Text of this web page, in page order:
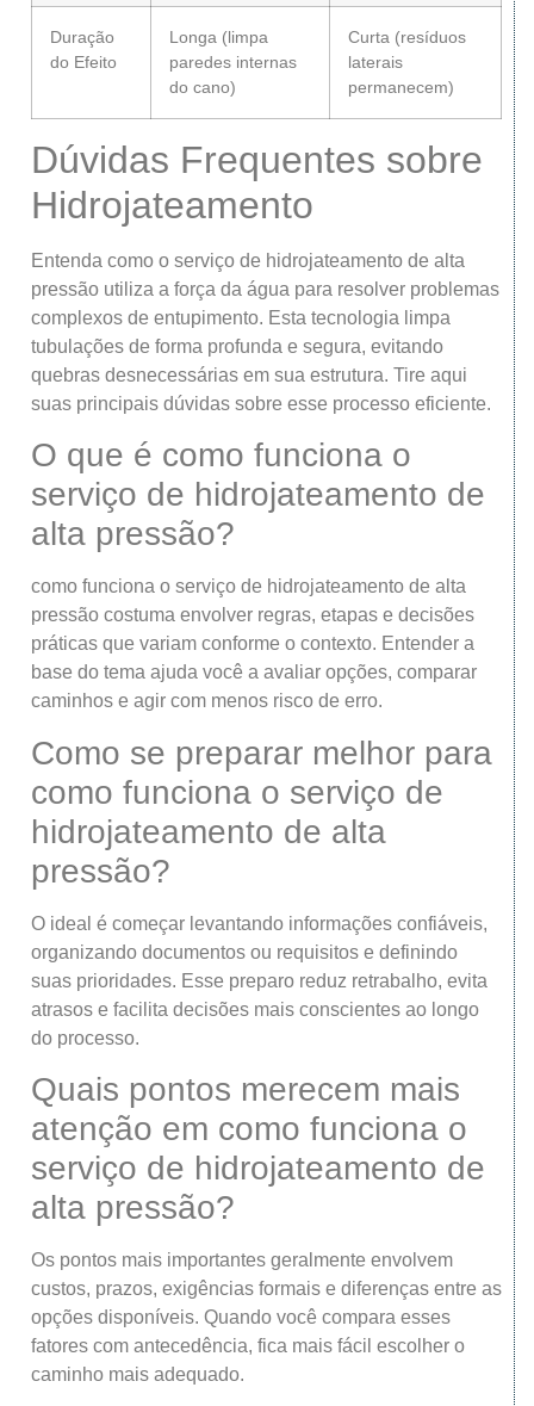
Duração
do Efeito
Longa (limpa
paredes internas
do cano)
Curta (resíduos
laterais
permanecem)
Dúvidas Frequentes sobre
Hidrojateamento
Entenda como o serviço de hidrojateamento de alta
pressão utiliza a força da água para resolver problemas
complexos de entupimento. Esta tecnologia limpa
tubulações de forma profunda e segura, evitando
quebras desnecessárias em sua estrutura. Tire aqui
suas principais dúvidas sobre esse processo eficiente.
O que é como funciona o
serviço de hidrojateamento de
alta pressão?
como funciona o serviço de hidrojateamento de alta
pressão costuma envolver regras, etapas e decisões
práticas que variam conforme o contexto. Entender a
base do tema ajuda você a avaliar opções, comparar
caminhos e agir com menos risco de erro.
Como se preparar melhor para
como funciona o serviço de
hidrojateamento de alta
pressão?
O ideal é começar levantando informações confiáveis,
organizando documentos ou requisitos e definindo
suas prioridades. Esse preparo reduz retrabalho, evita
atrasos e facilita decisões mais conscientes ao longo
do processo.
Quais pontos merecem mais
atenção em como funciona o
serviço de hidrojateamento de
alta pressão?
Os pontos mais importantes geralmente envolvem
custos, prazos, exigências formais e diferenças entre as
opções disponíveis. Quando você compara esses
fatores com antecedência, fica mais fácil escolher o
caminho mais adequado.